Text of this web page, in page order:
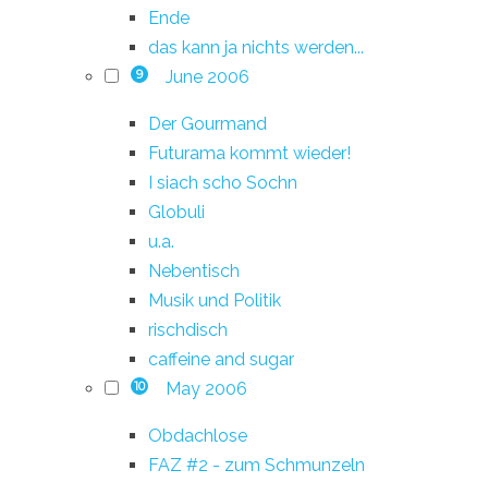
Ende
das kann ja nichts werden...
9 June 2006
Der Gourmand
Futurama kommt wieder!
I siach scho Sochn
Globuli
u.a.
Nebentisch
Musik und Politik
rischdisch
caffeine and sugar
10 May 2006
Obdachlose
FAZ #2 - zum Schmunzeln